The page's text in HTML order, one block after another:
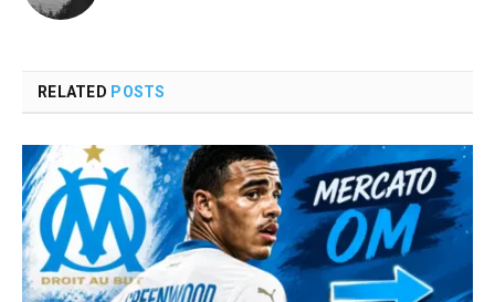
RELATED POSTS